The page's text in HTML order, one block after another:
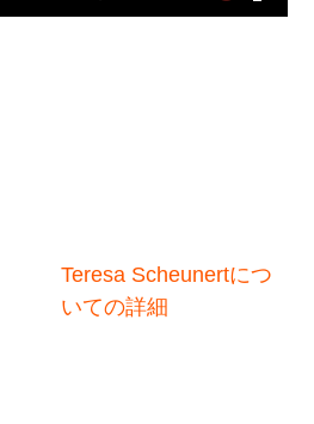
Mute
Enter
Teresa Scheunertにつ
いての詳細